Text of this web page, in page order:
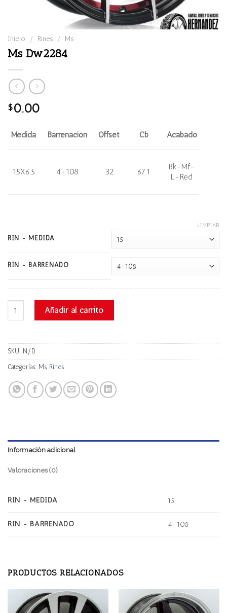
Inicio / Rines / Ms
Ms Dw2284
$0.00
Medida Barrenación Offset Cb Acabado
15X6.5 4-108 32 67.1
Bk-Mf-
L-Red
RIN - MEDIDA
RIN - BARRENADO
LIMPIAR
Ms Dw2284 cantidadAñadir al carrito
SKU: N/D
Categorías: Ms, Rines
Información adicional
Valoraciones (0)
RIN - MEDIDA 15
RIN - BARRENADO 4-108
PRODUCTOS RELACIONADOS